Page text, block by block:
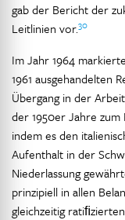
gab der Bericht der
Leitlinien vor.30
Im Jahr 1964
1961 ausgehandelten
Übergang in der
der 1950er Jahre zum
indem es den
Aufenthalt in der
Niederlassung
prinzipiell in allen
gleichzeitig